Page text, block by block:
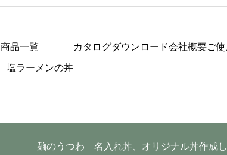
商品一覧
塩ラーメンの丼
カタログダウンロード会社概要ご
麺のうつわ 名入れ丼、オリジナル丼作成し